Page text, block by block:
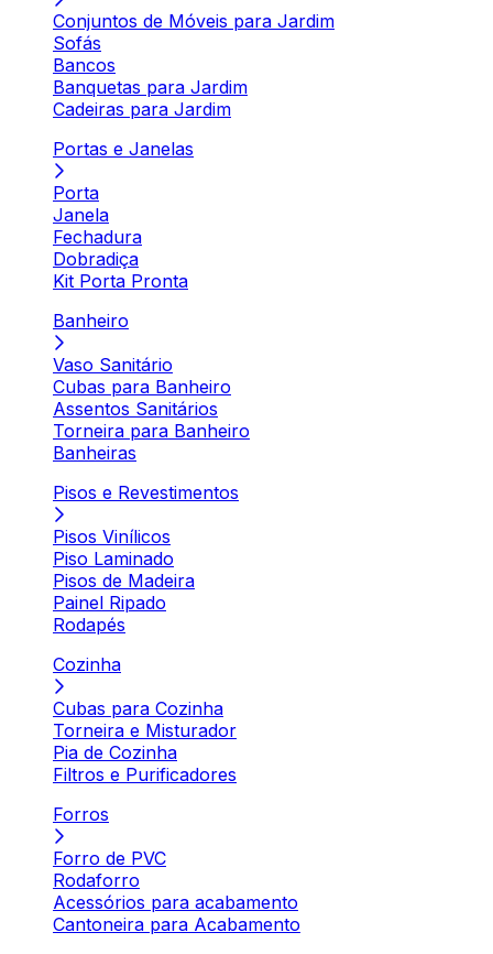
Conjuntos de Móveis para Jardim
Sofás
Bancos
Banquetas para Jardim
Cadeiras para Jardim
Portas e Janelas
Porta
Janela
Fechadura
Dobradiça
Kit Porta Pronta
Banheiro
Vaso Sanitário
Cubas para Banheiro
Assentos Sanitários
Torneira para Banheiro
Banheiras
Pisos e Revestimentos
Pisos Vinílicos
Piso Laminado
Pisos de Madeira
Painel Ripado
Rodapés
Cozinha
Cubas para Cozinha
Torneira e Misturador
Pia de Cozinha
Filtros e Purificadores
Forros
Forro de PVC
Rodaforro
Acessórios para acabamento
Cantoneira para Acabamento